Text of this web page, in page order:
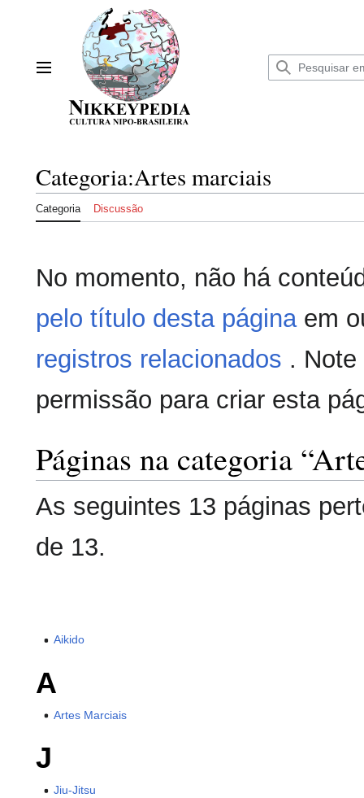
Menu principal
Categoria:Artes marciais
Categoria Discussão
No momento, não há
pelo título desta páginaem
registros relacionados .
permissão para criar esta
Páginas na categoria
As seguintes 13 páginas
de 13.
Aikido
A
Artes Marciais
J
Jiu-Jitsu